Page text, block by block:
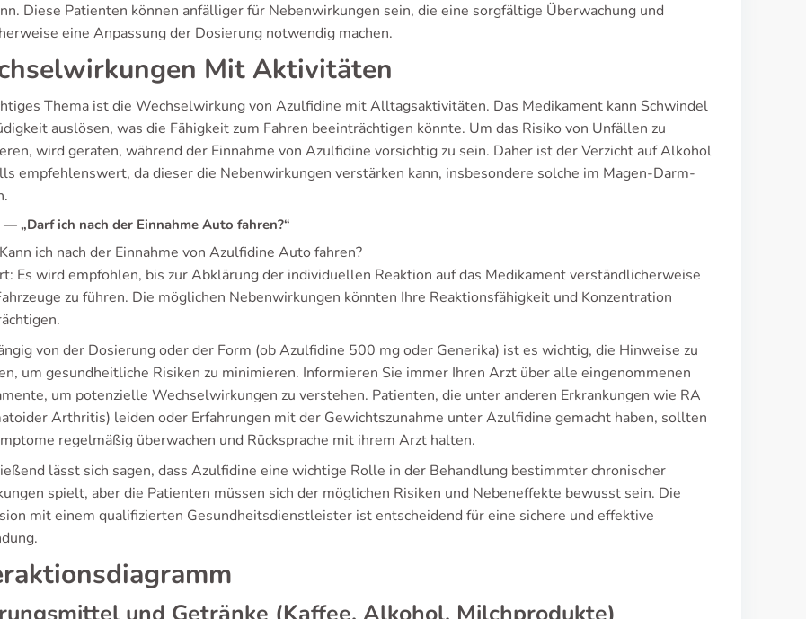
Diese Patienten können anfälliger für Nebenwirkungen sein, die eine sorgfältige Überwachung und
eine Anpassung der Dosierung notwendig machen.
Mit Aktivitäten
Thema ist die Wechselwirkung von Azulfidine mit Alltagsaktivitäten. Das Medikament kann Schwindel
auslösen, was die Fähigkeit zum Fahren beeinträchtigen könnte. Um das Risiko von Unfällen zu
wird geraten, während der Einnahme von Azulfidine vorsichtig zu sein. Daher ist der Verzicht auf Alkohol
empfehlenswert, da dieser die Nebenwirkungen verstärken kann, insbesondere solche im Magen-Darm-
„Darf ich nach der Einnahme Auto fahren?“
ich nach der Einnahme von Azulfidine Auto fahren?
Es wird empfohlen, bis zur Abklärung der individuellen Reaktion auf das Medikament verständlicherweise
zu führen. Die möglichen Nebenwirkungen könnten Ihre Reaktionsfähigkeit und Konzentration
von der Dosierung oder der Form (ob Azulfidine 500 mg oder Generika) ist es wichtig, die Hinweise zu
um gesundheitliche Risiken zu minimieren. Informieren Sie immer Ihren Arzt über alle eingenommenen
um potenzielle Wechselwirkungen zu verstehen. Patienten, die unter anderen Erkrankungen wie RA
Arthritis) leiden oder Erfahrungen mit der Gewichtszunahme unter Azulfidine gemacht haben, sollten
regelmäßig überwachen und Rücksprache mit ihrem Arzt halten.
lässt sich sagen, dass Azulfidine eine wichtige Rolle in der Behandlung bestimmter chronischer
spielt, aber die Patienten müssen sich der möglichen Risiken und Nebeneffekte bewusst sein. Die
mit einem qualifizierten Gesundheitsdienstleister ist entscheidend für eine sichere und effektive